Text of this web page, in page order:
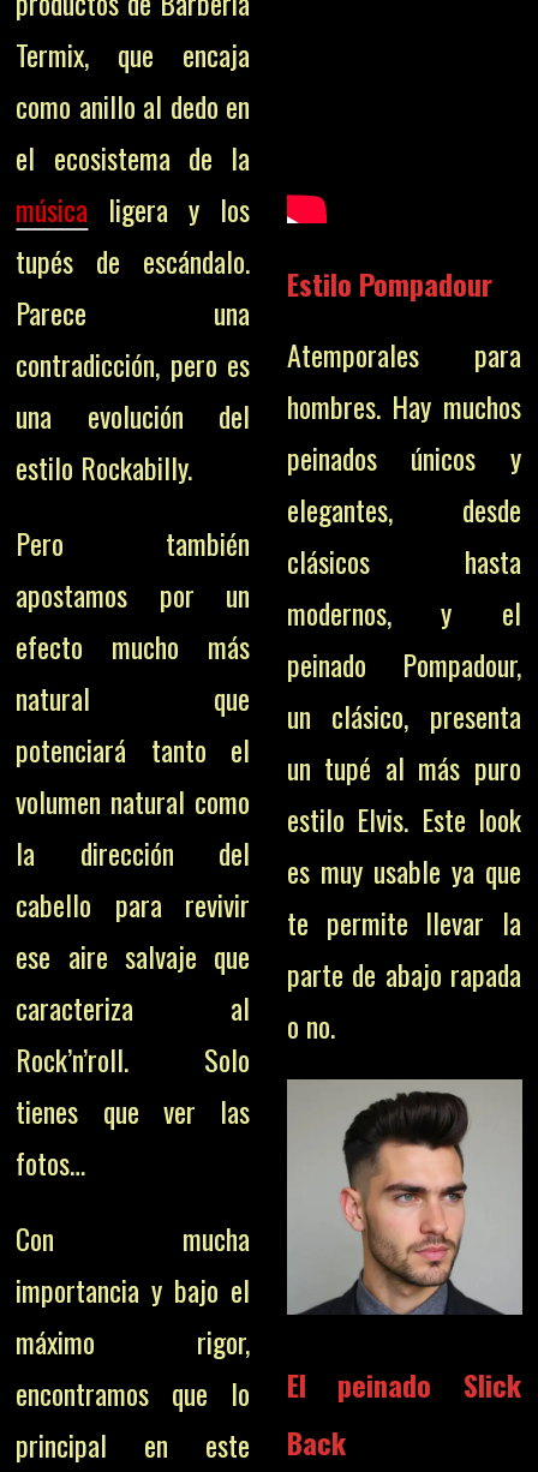
Termix, que encaja
como anillo al dedo en
el ecosistema de la
música ligera y los
tupés de escándalo.
Parece una
contradicción, pero es
una evolución del
estilo Rockabilly.
Pero también
apostamos por un
efecto mucho más
natural que
potenciará tanto el
volumen natural como
la dirección del
cabello para revivir
ese aire salvaje que
caracteriza al
Rock’n’roll. Solo
tienes que ver las
fotos…
Con mucha
importancia y bajo el
máximo rigor,
encontramos que lo
principal en este
Estilo Pompadour
Atemporales para
hombres. Hay muchos
peinados únicos y
elegantes, desde
clásicos hasta
modernos, y el
peinado Pompadour,
un clásico, presenta
un tupé al más puro
estilo Elvis. Este look
es muy usable ya que
te permite llevar la
parte de abajo rapada
o no.
El peinado Slick
Back